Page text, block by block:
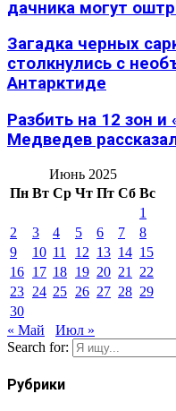
дачника могут
Загадка черных
столкнулись с
Антарктиде
Разбить на 12 зон и
Медведев
Июнь 2025
Пн Вт Ср Чт Пт Сб Вс
1
2
3 4 5 6 7
8
9
10 11 12 13 14 15
16 17 18 19 20 21
22
23 24 25 26 27 28 29
30
« Май
Июл »
Search for:
Рубрики